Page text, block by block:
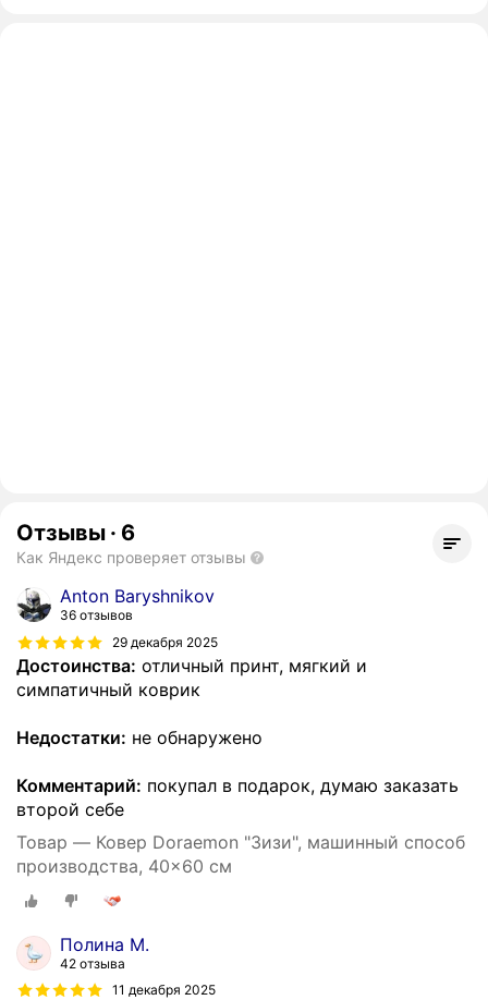
Отзывы · 6
Как Яндекс проверяет отзывы
Anton Baryshnikov
36 отзывов
29 декабря 2025
Достоинства: отличный принт, мягкий и
симпатичный коврик
Недостатки: не обнаружено
Комментарий: покупал в подарок, думаю заказать
второй себе
Товар — Ковер Doraemon "Зизи", машинный способ
производства, 40x60 см
Полина М.
42 отзыва
11 декабря 2025